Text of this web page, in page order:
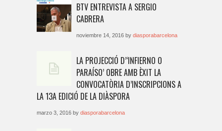
BTV ENTREVISTA A SERGIO
CABRERA
noviembre 14, 2016 by diasporabarcelona
LA PROJECCIÓ D’‘INFIERNO O
PARAÍSO’ OBRE AMB ÈXIT LA
CONVOCATÒRIA D’INSCRIPCIONS A
LA 13A EDICIÓ DE LA DIÀSPORA
marzo 3, 2016 by diasporabarcelona